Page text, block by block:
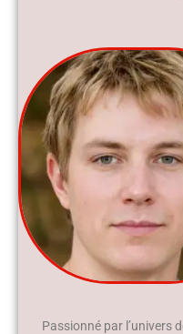
Passionné par l’univers